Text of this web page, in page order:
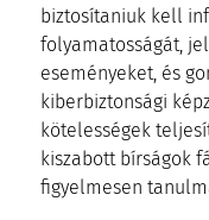
biztosítaniuk kell
folyamatosságát,
eseményeket, és
kiberbiztonsági
kötelességek
kiszabott bírságok
figyelmesen